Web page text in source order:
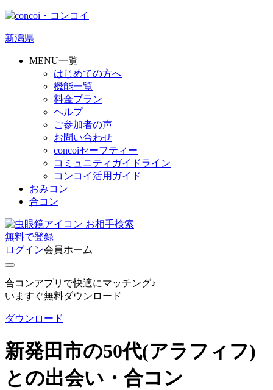
新潟県
MENU一覧
はじめての方へ
機能一覧
料金プラン
ヘルプ
ご参加者の声
お問い合わせ
concoiセーフティー
コミュニティガイドライン
コンコイ活用ガイド
おみコン
合コン
お相手検索
無料で登録
ログイン会員ホーム
合コンアプリで快適にマッチング♪
いますぐ無料ダウンロード
ダウンロード
新発田市の50代(アラフィフ)
との出会い・合コン